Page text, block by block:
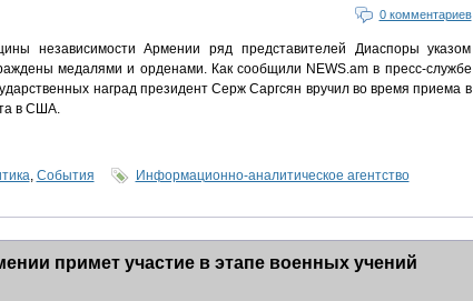
0 комментариев
независимости Армении ряд представителей Диаспоры указом
медалями и орденами. Как сообщили NEWS.am в пресс-службе
наград президент Серж Саргсян вручил во время приема в
в США.
События
Информационно-аналитическое агентство
примет участие в этапе военных учений